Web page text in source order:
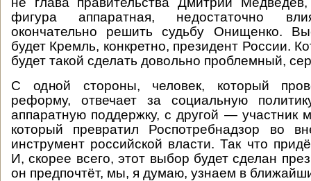
фигура аппаратная, недостаточно
окончательно решить судьбу Онищенко.
будет Кремль, конкретно, президент России.
будет такой сделать довольно проблемный,
С одной стороны, человек, который
реформу, отвечает за социальную
аппаратную поддержку, с другой — участник
который превратил Роспотребнадзор во
инструмент российской власти. Так что
И, скорее всего, этот выбор будет сделан
он предпочтёт, мы, я думаю, узнаем в